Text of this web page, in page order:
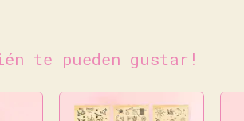
te pueden gustar!